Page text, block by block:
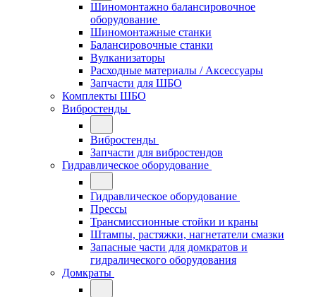
Шиномонтажно балансировочное
оборудование
Шиномонтажные станки
Балансировочные станки
Вулканизаторы
Расходные материалы / Аксессуары
Запчасти для ШБО
Комплекты ШБО
Вибростенды
Вибростенды
Запчасти для вибростендов
Гидравлическое оборудование
Гидравлическое оборудование
Прессы
Трансмиссионные стойки и краны
Штампы, растяжки, нагнетатели смазки
Запасные части для домкратов и
гидралического оборудования
Домкраты